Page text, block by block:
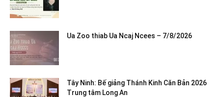
Ua Zoo thiab Ua Ncaj Ncees – 7/8/2026
Tây Ninh: Bế giảng Thánh Kinh Căn Bản 2026
Trung tâm Long An